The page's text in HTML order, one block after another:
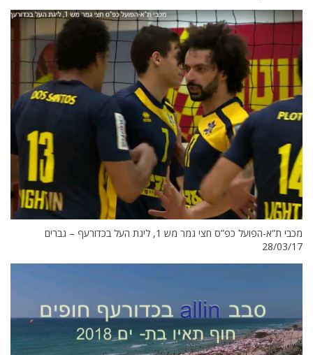
מכבי ת”א-הפועל כפ”ס חצי גמר מש 1, ליגת העל בכדורעף – גברים
28/03/17